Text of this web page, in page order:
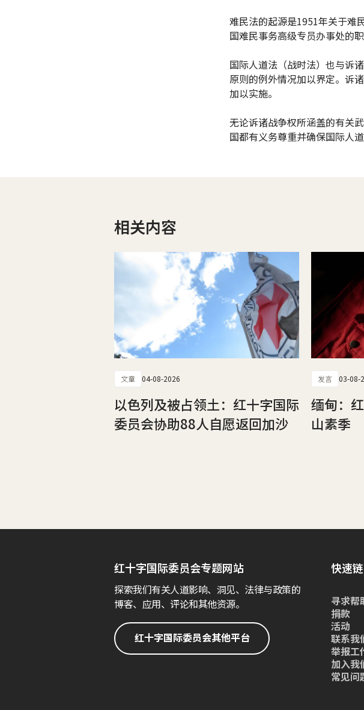
难民法的起源是1951年关于难
国难民事务高级专员办事处的职
国际人道法（战时法）也与诉
原则的例外情况加以界定。诉
加以实施。
无论诉诸战争权所涵盖的有关
国都有义务尊重并确保国际人道
相关内容
文章 04-08-2026
以色列及被占领土：红十字国际
委员会协助88人自愿返回加沙
发言 03-08-
缅甸：
山素季
红十字国际委员会专题网站
探索我们有关人道影响、洞见、法律与政策的
博客、应用、评论和其他资源。
红十字国际委员会其他平台
快速
寻求帮
捐款
活动
联系我
举报工
加入我
常见问